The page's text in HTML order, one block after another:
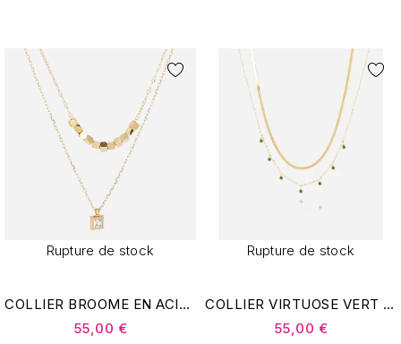
Rupture de stock
COLLIER BROOME EN ACIER DORÉ - ZAG BIJOUX
55,00 €
Rupture de stock
COLLIER VIRTUOSE VERT EN ACIER DORÉ - ZAG BIJOUX
55,00 €